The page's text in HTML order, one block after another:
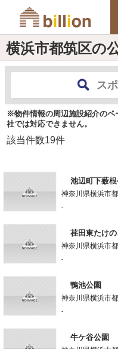
横浜市都筑区の
ス
※物件情報の周辺施設紹介のペ
社では対応できません。
該当件数19件
池辺町下薮根
神奈川県横浜市
-
荏田東たけ
神奈川県横浜市
-
鴨池公園
神奈川県横浜市
-
牛ケ谷公園